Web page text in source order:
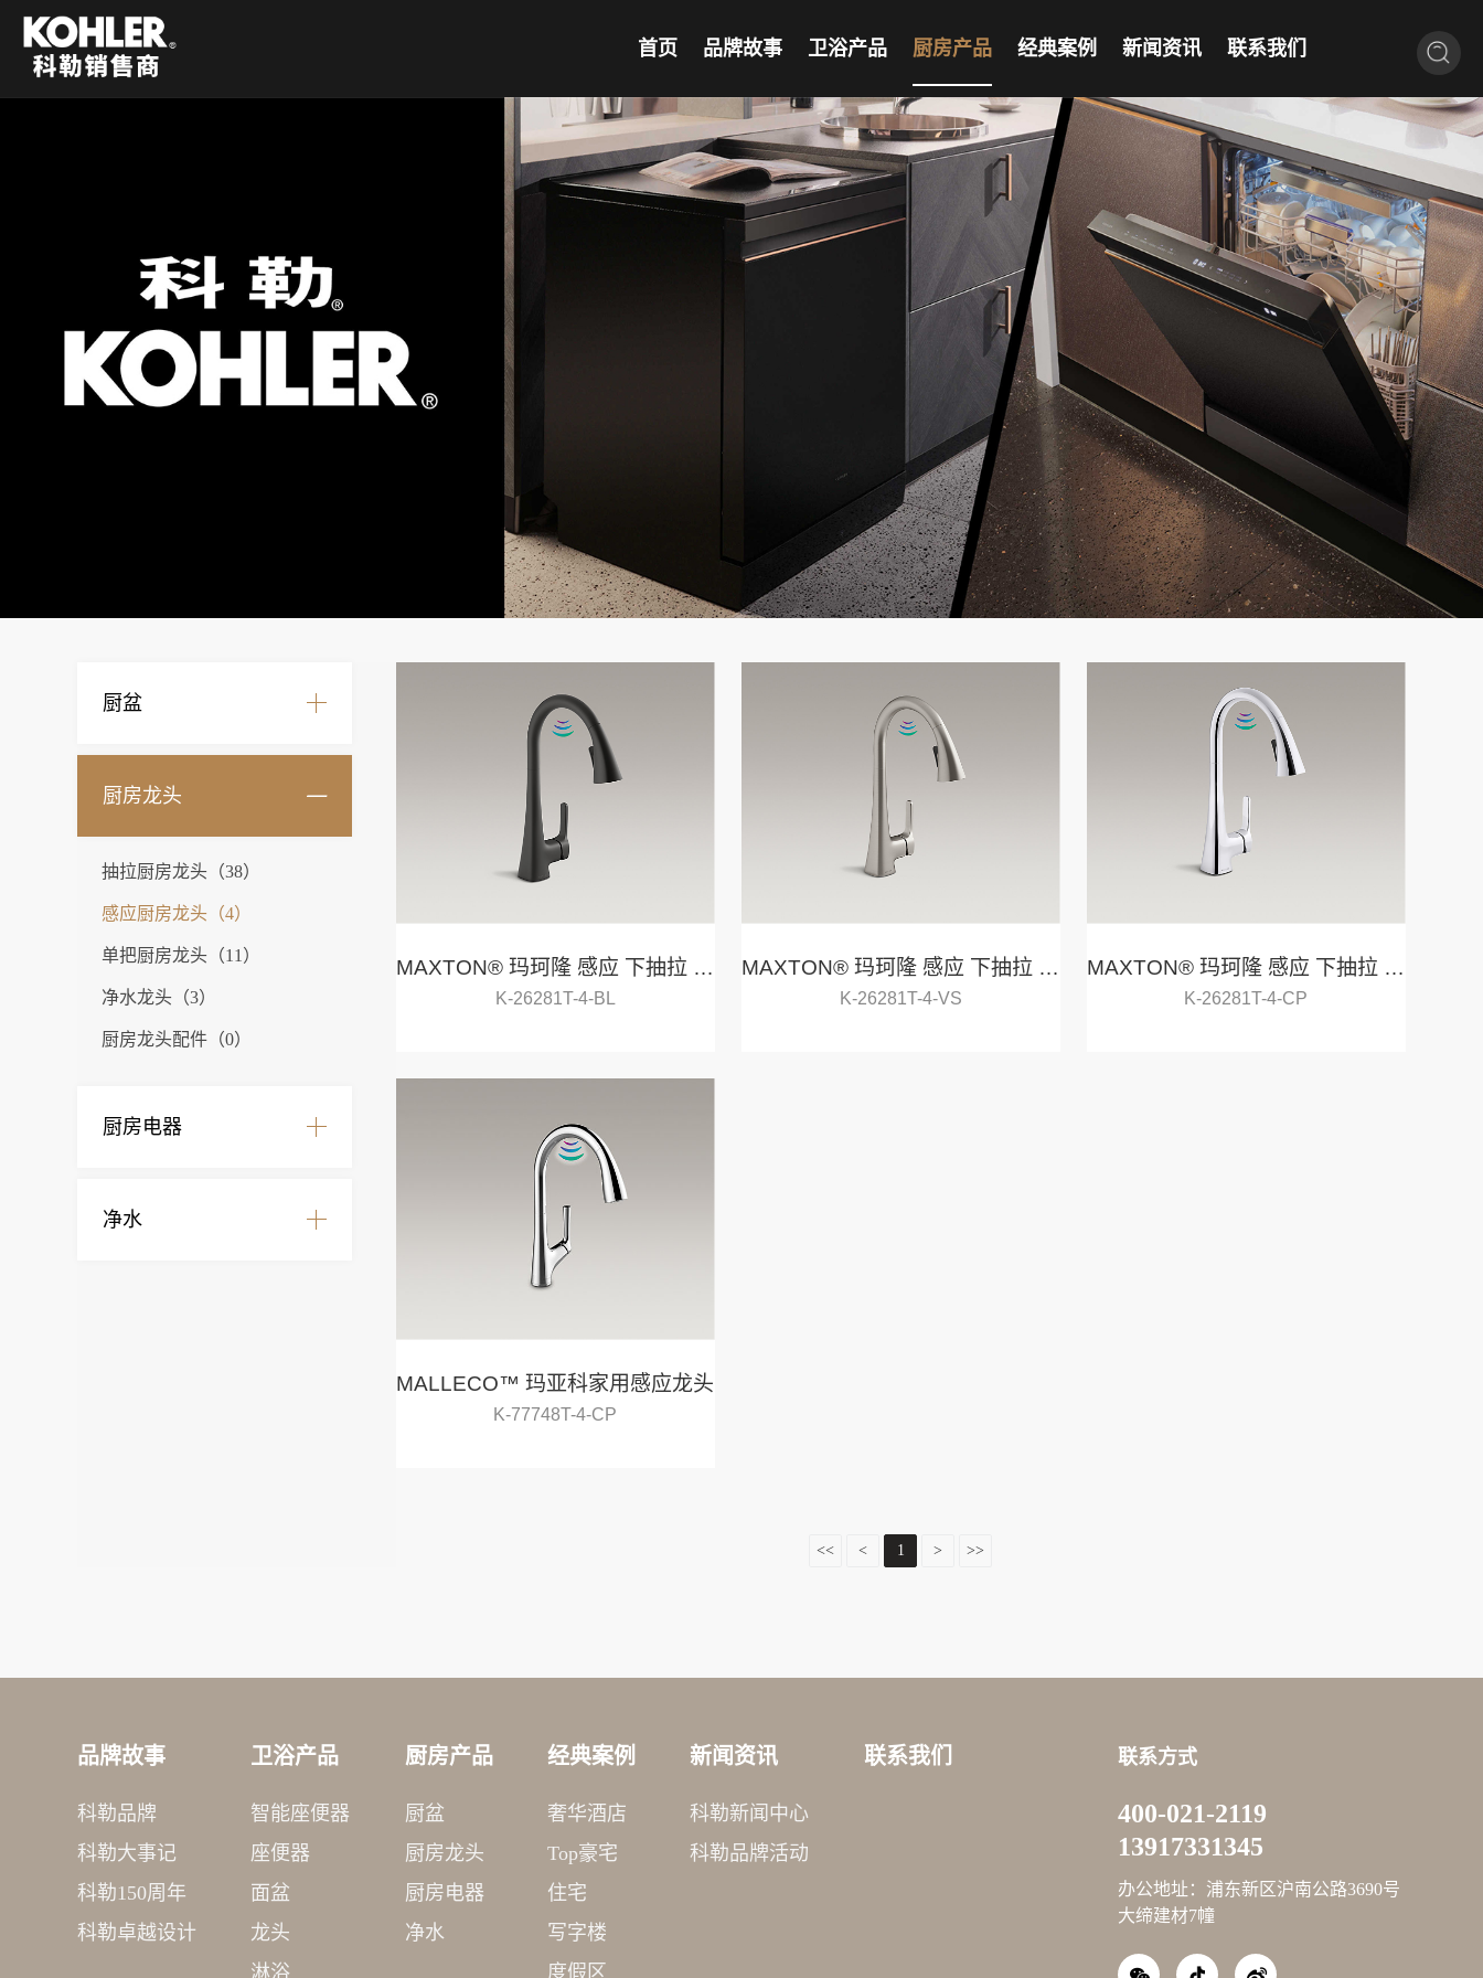
首页 品牌故事 卫浴产品 厨房产品 经典案例 新闻资讯 联系我们
厨盆
厨房龙头
抽拉厨房龙头（38）
感应厨房龙头（4）
单把厨房龙头（11）
净水龙头（3）
厨房龙头配件（0）
厨房电器
净水
MAXTON® 玛珂隆 感应 下抽拉 厨房龙头
K-26281T-4-BL
MAXTON® 玛珂隆 感应 下抽拉 厨房龙头
K-26281T-4-VS
MAXTON® 玛珂隆 感应 下抽拉 厨房龙头
K-26281T-4-CP
MALLECO™ 玛亚科家用感应龙头
K-77748T-4-CP
<< < 1 > >>
品牌故事
科勒品牌
科勒大事记
科勒150周年
科勒卓越设计
卫浴产品
智能座便器
座便器
面盆
龙头
淋浴
厨房产品
厨盆
厨房龙头
厨房电器
净水
经典案例
奢华酒店
Top豪宅
住宅
写字楼
度假区
新闻资讯
科勒新闻中心
科勒品牌活动
联系我们 联系方式
400-021-2119
13917331345
办公地址：浦东新区沪南公路3690号
大缔建材7幢